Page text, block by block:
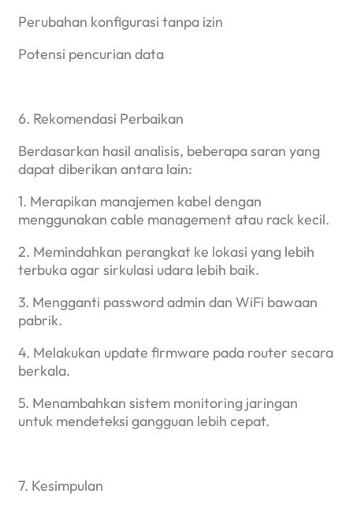
Perubahan konfigurasi tanpa izin
Potensi pencurian data
6. Rekomendasi Perbaikan
Berdasarkan hasil analisis, beberapa saran yang
dapat diberikan antara lain:
1. Merapikan manajemen kabel dengan
menggunakan cable management atau rack kecil.
2. Memindahkan perangkat ke lokasi yang lebih
terbuka agar sirkulasi udara lebih baik.
3. Mengganti password admin dan WiFi bawaan
pabrik.
4. Melakukan update firmware pada router secara
berkala.
5. Menambahkan sistem monitoring jaringan
untuk mendeteksi gangguan lebih cepat.
7. Kesimpulan